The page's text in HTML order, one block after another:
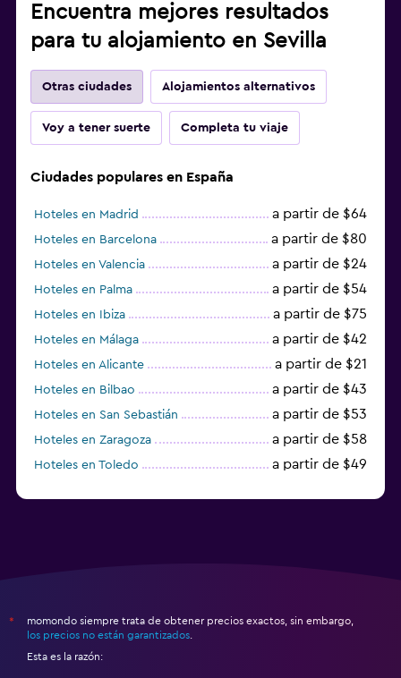
Encuentra mejores resultados
para tu alojamiento en Sevilla
Otras ciudades Alojamientos alternativos
Voy a tener suerte Completa tu viaje
Ciudades populares en España
Hoteles en Madrid a partir de $64
Hoteles en Barcelona a partir de $80
Hoteles en Valencia a partir de $24
Hoteles en Palma a partir de $54
Hoteles en Ibiza a partir de $75
Hoteles en Málaga a partir de $42
Hoteles en Alicante a partir de $21
Hoteles en Bilbao a partir de $43
Hoteles en San Sebastián a partir de $53
Hoteles en Zaragoza a partir de $58
Hoteles en Toledo a partir de $49
*
momondo siempre trata de obtener precios exactos, sin embargo,
los precios no están garantizados
Esta es la razón: